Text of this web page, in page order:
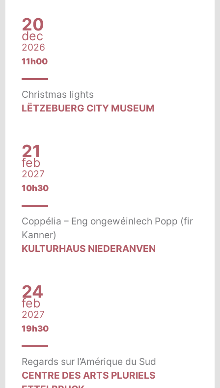
20
dec
2026
11h00
Christmas lights
LËTZEBUERG CITY MUSEUM
21
feb
2027
10h30
Coppélia – Eng ongewéinlech Popp (fir
Kanner)
KULTURHAUS NIEDERANVEN
24
feb
2027
19h30
Regards sur l’Amérique du Sud
CENTRE DES ARTS PLURIELS